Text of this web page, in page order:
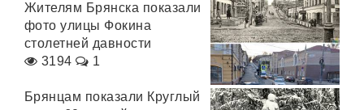
Жителям Брянска показали
фото улицы Фокина
столетней давности
3194
1
Брянцам показали Круглый